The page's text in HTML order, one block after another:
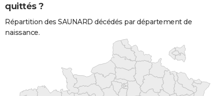
quittés ?
Répartition des SAUNARD décédés par département de
naissance.